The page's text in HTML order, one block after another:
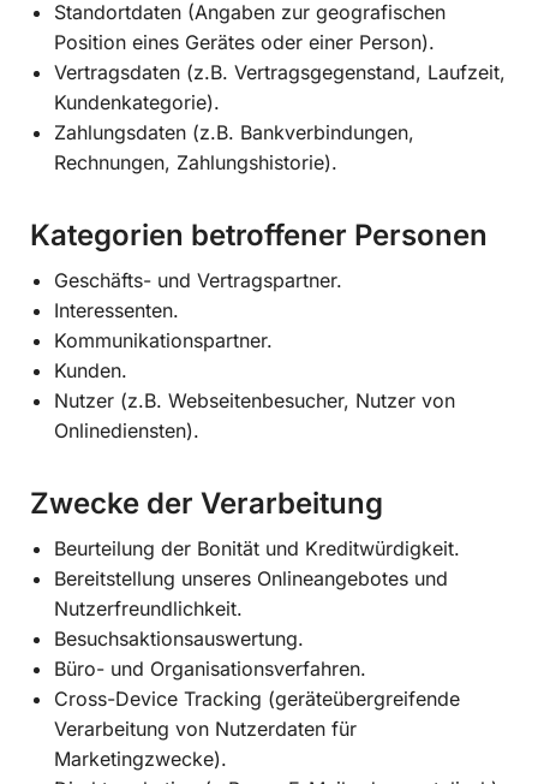
Standortdaten (Angaben zur geografischen
Position eines Gerätes oder einer Person).
Vertragsdaten (z.B. Vertragsgegenstand, Laufzeit,
Kundenkategorie).
Zahlungsdaten (z.B. Bankverbindungen,
Rechnungen, Zahlungshistorie).
Kategorien betroffener Personen
Geschäfts- und Vertragspartner.
Interessenten.
Kommunikationspartner.
Kunden.
Nutzer (z.B. Webseitenbesucher, Nutzer von
Onlinediensten).
Zwecke der Verarbeitung
Beurteilung der Bonität und Kreditwürdigkeit.
Bereitstellung unseres Onlineangebotes und
Nutzerfreundlichkeit.
Besuchsaktionsauswertung.
Büro- und Organisationsverfahren.
Cross-Device Tracking (geräteübergreifende
Verarbeitung von Nutzerdaten für
Marketingzwecke).